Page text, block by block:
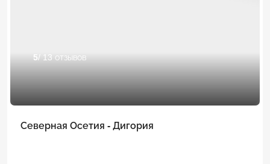
5/ 13 отзывов
Северная Осетия - Дигория